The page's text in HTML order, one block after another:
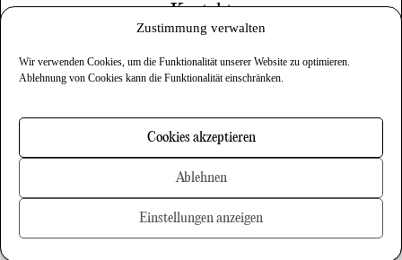
Zustimmung verwalten
Wir verwenden Cookies, um die Funktionalität unserer Website zu optimieren.
Ablehnung von Cookies kann die Funktionalität einschränken.
Cookies akzeptieren
Ablehnen
Einstellungen anzeigen
Kontakt
Datenschutz
Newsletter